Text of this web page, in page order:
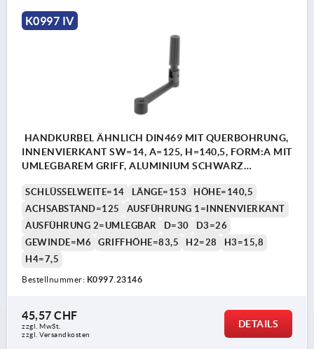
K0997 IV
HANDKURBEL ÄHNLICH DIN469 MIT QUERBOHRUNG,
INNENVIERKANT SW=14, A=125, H=140,5, FORM:A MIT
UMLEGBAREM GRIFF, ALUMINIUM SCHWARZ
SCHWARZGRAU RAL7021
SCHLÜSSELWEITE=14 LÄNGE=153
HÖHE=140,5
ACHSABSTAND=125
AUSFÜHRUNG 1=INNENVIERKANT
AUSFÜHRUNG 2=UMLEGBAR
D=30
D3=26
GEWINDE=M6
GRIFFHÖHE=83,5 H2=28
H3=15,8
H4=7,5
Bestellnummer: K0997.23146
45,57 CHF
zzgl. MwSt.
zzgl. Versandkosten
DETAILS